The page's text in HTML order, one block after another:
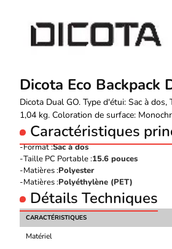
Dicota Eco Backpack
Dicota Dual GO. Type d'étui: Sac à
1,04 kg. Coloration de surface:
Caractéristiques
Format :Sac à dos
Taille PC Portable :15.6 pouces
Matières :Polyester
Matières :Polyéthylène (PET)
Détails Techniques
CARACTÉRISTIQUES
Matériel